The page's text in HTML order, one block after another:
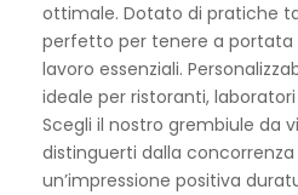
ottimale. Dotato di pratiche
perfetto per tenere a portata
lavoro essenziali.
ideale per ristoranti,
Scegli il nostro grembiule da
distinguerti dalla concorrenza
un’impressione positiva